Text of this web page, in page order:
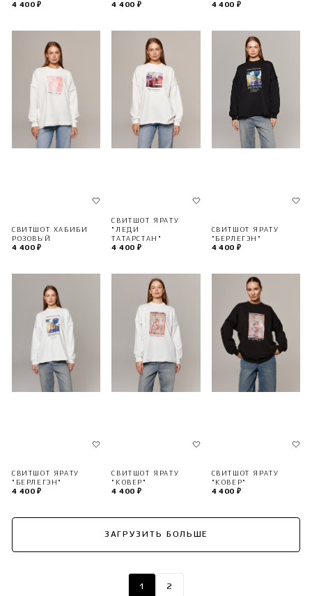
4 400 ₽
4 400 ₽
4 400 ₽
СВИТШОТ ХАБИБИ
РОЗОВЫЙ
4 400 ₽
СВИТШОТ ЯРАТУ
"ЛЕДИ
ТАТАРСТАН"
4 400 ₽
СВИТШОТ ЯРАТУ
"БЕРЛЕГЭН"
4 400 ₽
СВИТШОТ ЯРАТУ
"БЕРЛЕГЭН"
4 400 ₽
СВИТШОТ ЯРАТУ
"КОВЕР"
4 400 ₽
СВИТШОТ ЯРАТУ
"КОВЕР"
4 400 ₽
ЗАГРУЗИТЬ БОЛЬШЕ
1 2